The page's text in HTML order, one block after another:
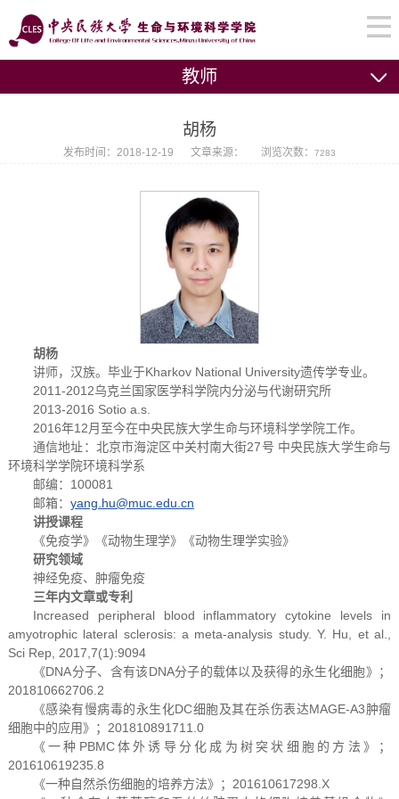
教师
胡杨
发布时间：2018-12-19 文章来源： 浏览次数：7283
胡杨
讲师，汉族。毕业于Kharkov National University遗传学专业。
2011-2012乌克兰国家医学科学院内分泌与代谢研究所
2013-2016 Sotio a.s.
2016年12月至今在中央民族大学生命与环境科学学院工作。
通信地址：北京市海淀区中关村南大街27号 中央民族大学生命与
环境科学学院环境科学系
邮编：100081
邮箱： yang.hu@muc.edu.cn
讲授课程
《免疫学》《动物生理学》《动物生理学实验》
研究领域
神经免疫、肿瘤免疫
三年内文章或专利
Increased peripheral blood inflammatory cytokine levels in
amyotrophic lateral sclerosis: a meta-analysis study. Y. Hu, et al.,
Sci Rep, 2017,7(1):9094
《DNA分子、含有该DNA分子的载体以及获得的永生化细胞》；
201810662706.2
《感染有慢病毒的永生化DC细胞及其在杀伤表达MAGE-A3肿瘤
细胞中的应用》；201810891711.0
《一种PBMC体外诱导分化成为树突状细胞的方法》；
201610619235.8
《一种自然杀伤细胞的培养方法》；201610617298.X